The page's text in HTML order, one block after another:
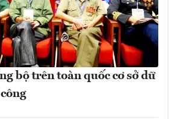
bộ trên toàn quốc cơ sở dữ